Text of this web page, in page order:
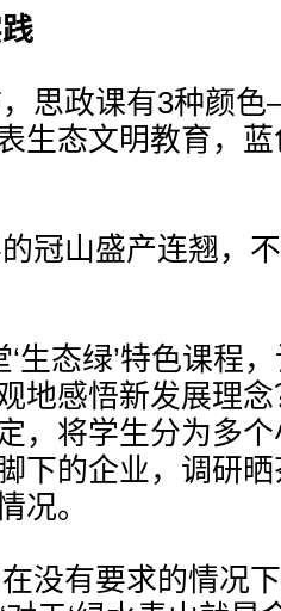
，思政课有3种颜
生态文明教育，
冠山盛产连翘，
‘生态绿’特色课程
地感悟新发展理念
，将学生分为多
下的企业，调研
况。
没有要求的情况